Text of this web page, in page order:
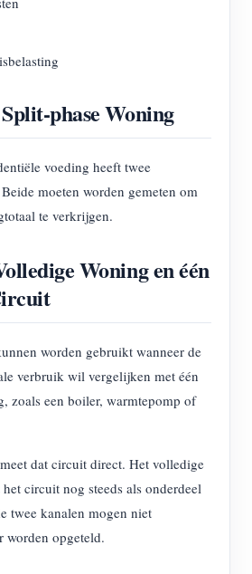
phase Woning
voeding heeft twee
moeten worden gemeten om
te verkrijgen.
Woning en één
worden gebruikt wanneer de
verbruik wil vergelijken met één
zoals een boiler, warmtepomp of
dat circuit direct. Het volledige
circuit nog steeds als onderdeel
twee kanalen mogen niet
worden opgeteld.